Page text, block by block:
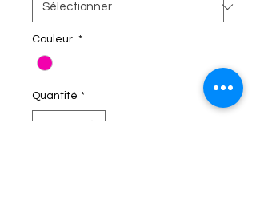
Couleur *
Quantité *